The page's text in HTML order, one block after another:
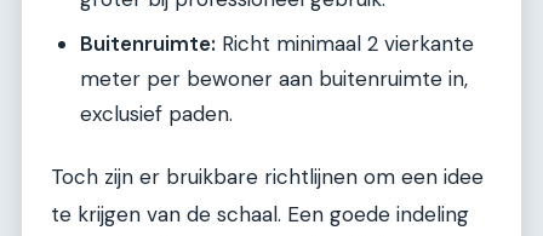
Buitenruimte: Richt minimaal 2 vierkante
meter per bewoner aan buitenruimte in,
exclusief paden.
Toch zijn er bruikbare richtlijnen om een idee
te krijgen van de schaal. Een goede indeling